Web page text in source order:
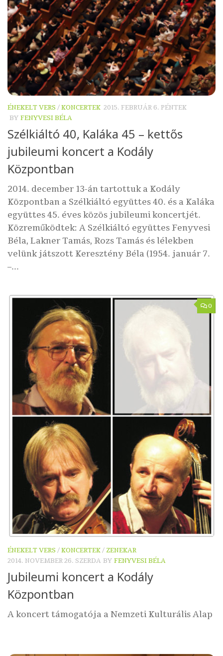
ÉNEKELT VERS /KONCERTEK 2015. FEBRUÁR 6. PÉNTEK
BY FENYVESI BÉLA
Szélkiáltó 40, Kaláka 45 – kettős
jubileumi koncert a Kodály
Központban
2014. december 13-án tartottuk a Kodály
Központban a Szélkiáltó együttes 40. és a Kaláka
együttes 45. éves közös jubileumi koncertjét.
Közreműködtek: A Szélkiáltó együttes Fenyvesi
Béla, Lakner Tamás, Rozs Tamás és lélekben
velünk játszott Keresztény Béla (1954. január 7.
–...
0
ÉNEKELT VERS /KONCERTEK/ ZENEKAR
2014. NOVEMBER 26. SZERDA BY FENYVESI BÉLA
Jubileumi koncert a Kodály
Központban
A koncert támogatója a Nemzeti Kulturális Alap